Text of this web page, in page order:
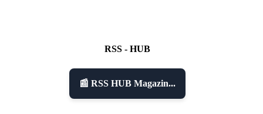
RSS - HUB
📰 RSS HUB Magazin...